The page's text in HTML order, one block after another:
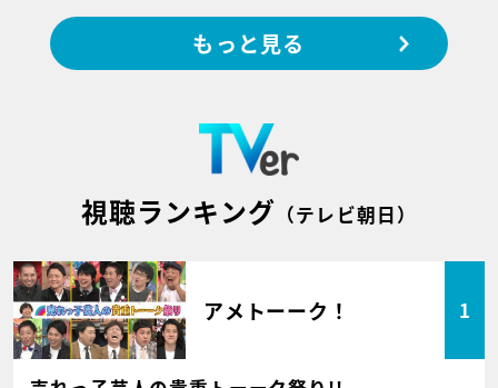
もっと見る
視聴ランキング （テレビ朝日）
アメトーーク！ 1